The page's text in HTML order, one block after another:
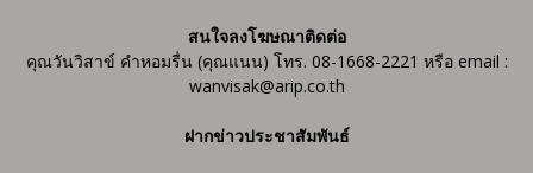
สนใจลงโฆษณาติดต่อ
คุณวันวิสาข์ คำหอมรื่น (คุณแนน) โทร. 08-1668-2221 หรือ email :
wanvisak@arip.co.th
ฝากข่าวประชาสัมพันธ์